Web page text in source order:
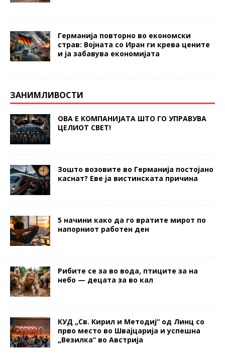
Германија повторно во економски
страв: Војната со Иран ги крева цените
и ја забавува економијата
ЗАНИМЛИВОСТИ
ОВА Е КОМПАНИЈАТА ШТО ГО УПРАВУВА
ЦЕЛИОТ СВЕТ!
Зошто возовите во Германија постојано
каснат? Еве ја вистинската причина
5 начини како да го вратите мирот по
напорниот работен ден
Рибите се за во вода, птиците за на
небо — децата за во кал
КУД „Св. Кирил и Методиј“ од Линц со
прво место во Швајцарија и успешна
„Везилка“ во Австрија